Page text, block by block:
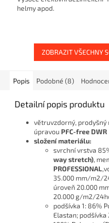
helmy apod.
ZOBRAZIT VŠECHNY
Popis Podobné (8)
Detailní popis produktu
větruvzdorný,
úpravou PFC-free DWR
složení materiálu:
svrchní vrstva
way stretch),
PROFESSIONAL
35.000 mm/m2/
úroveň 20.000
20.000 g/m2/
podšívka 1: 86%
Elastan; podšívka